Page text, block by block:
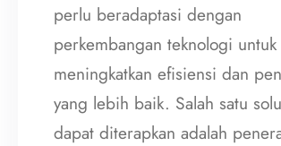
perlu beradaptasi dengan
perkembangan teknologi untuk
meningkatkan efisiensi dan
yang lebih baik. Salah satu
dapat diterapkan adalah